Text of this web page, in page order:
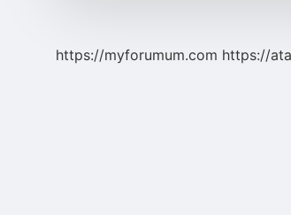
https://myforumum.com https://